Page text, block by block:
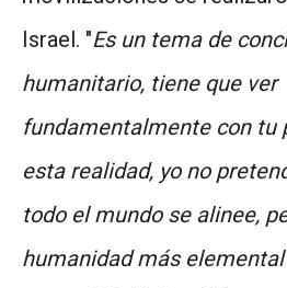
Israel. "Es un tema de
humanitario, tiene que ver
fundamentalmente con tu
esta realidad, yo no
todo el mundo se alinee,
humanidad más